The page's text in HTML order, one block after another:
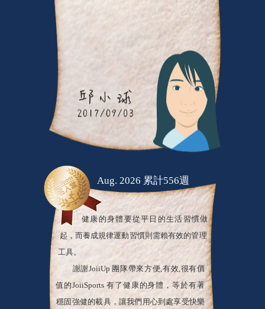
Aug. 2026 累計556週
健康的身體要從平日的生活習慣做
起，而養成規律運動習慣則需賴有效的管理
工具。
謝謝JoiiUp 團隊帶來方便,有效,很有價
值的JoiiSports 有了健康的身體，等於有著
穩固強健的載具，讓我們用心到處享受快樂